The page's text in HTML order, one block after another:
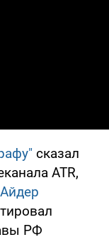
сказал
ATR,
Айдер
РФ